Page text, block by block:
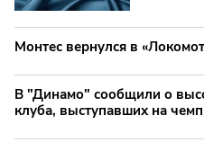
Монтес вернулся в
В "Динамо" сообщили о
клуба, выступавших на